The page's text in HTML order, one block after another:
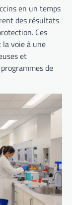
en un temps
des résultats
Ces
voie à une
et
de